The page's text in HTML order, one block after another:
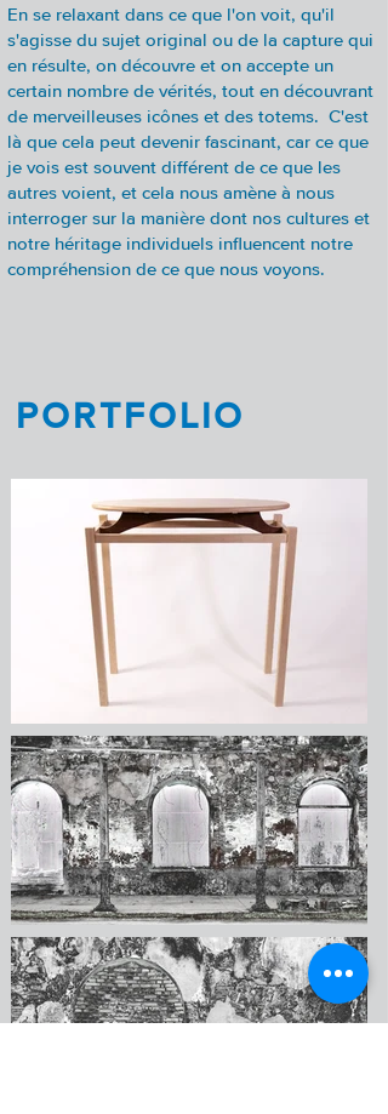
En se relaxant dans ce que l'on voit, qu'il
s'agisse du sujet original ou de la capture qui
en résulte, on découvre et on accepte un
certain nombre de vérités, tout en découvrant
de merveilleuses icônes et des totems. C'est
là que cela peut devenir fascinant, car ce que
je vois est souvent différent de ce que les
autres voient, et cela nous amène à nous
interroger sur la manière dont nos cultures et
notre héritage individuels influencent notre
compréhension de ce que nous voyons.
PORTFOLIO